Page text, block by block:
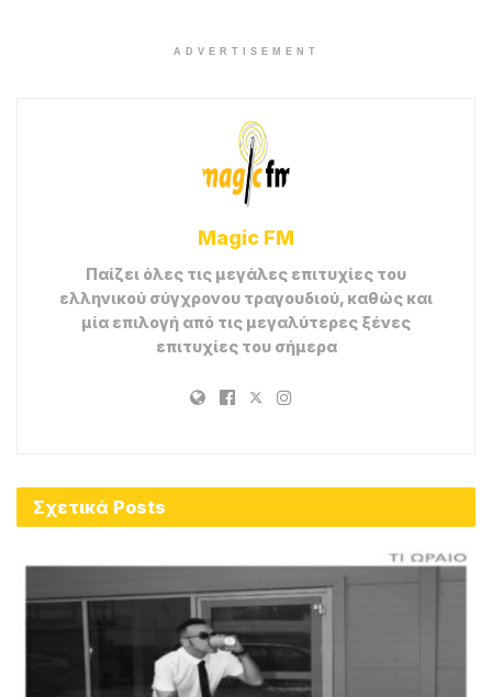
ADVERTISEMENT
Magic FM
Παίζει όλες τις μεγάλες επιτυχίες του
ελληνικού σύγχρονου τραγουδιού, καθώς και
μία επιλογή από τις μεγαλύτερες ξένες
επιτυχίες του σήμερα
Σχετικά Posts